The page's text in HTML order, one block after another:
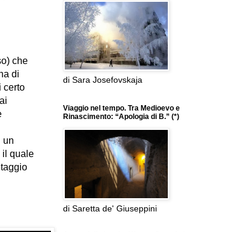
che
di
certo
un
il quale
di Sara Josefovskaja
Viaggio nel tempo. Tra Medioevo e
Rinascimento: “Apologia di B.” (*)
di Saretta de' Giuseppini